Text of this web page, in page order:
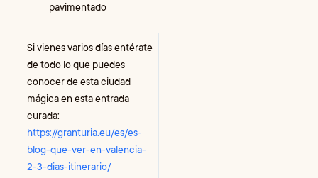
pavimentado
Si vienes varios días entérate
de todo lo que puedes
conocer de esta ciudad
mágica en esta entrada
curada:
https://granturia.eu/es/es-
blog-que-ver-en-valencia-
2-3-dias-itinerario/